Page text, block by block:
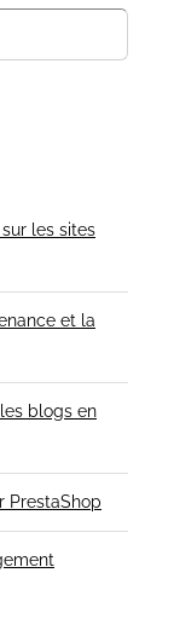
les sites
et la
blogs en
PrestaShop